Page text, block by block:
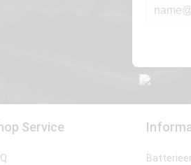
Service